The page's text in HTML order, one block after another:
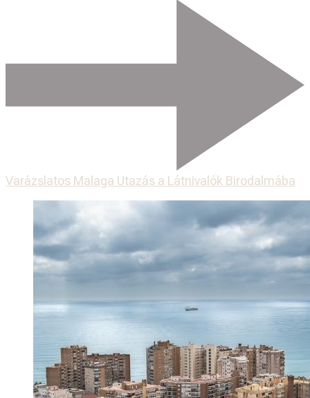
Varázslatos Malaga Utazás a Látnivalók Birodalmába